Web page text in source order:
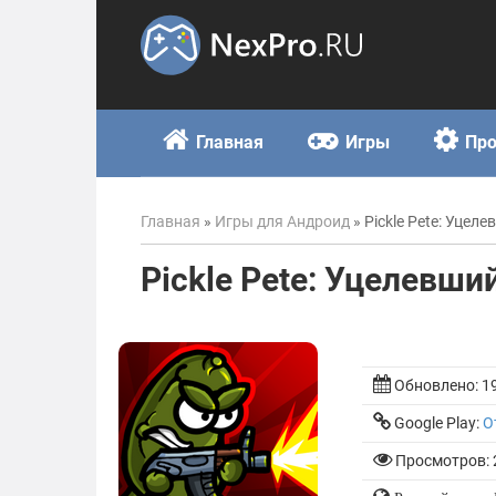
Главная Игры
Главная » Игры для Андроид » Pickle Pete:
Pickle Pete:
Обновлено:
Google Play:
Просмотров: